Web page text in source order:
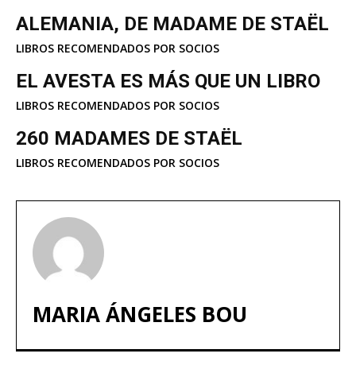
ALEMANIA, DE MADAME DE STAËL
LIBROS RECOMENDADOS POR SOCIOS
EL AVESTA ES MÁS QUE UN LIBRO
LIBROS RECOMENDADOS POR SOCIOS
260 MADAMES DE STAËL
LIBROS RECOMENDADOS POR SOCIOS
MARIA ÁNGELES BOU